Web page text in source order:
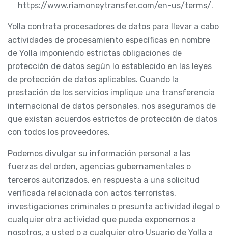
https://www.riamoneytransfer.com/en-us/terms/.
Yolla contrata procesadores de datos para llevar a cabo
actividades de procesamiento específicas en nombre
de Yolla imponiendo estrictas obligaciones de
protección de datos según lo establecido en las leyes
de protección de datos aplicables. Cuando la
prestación de los servicios implique una transferencia
internacional de datos personales, nos aseguramos de
que existan acuerdos estrictos de protección de datos
con todos los proveedores.
Podemos divulgar su información personal a las
fuerzas del orden, agencias gubernamentales o
terceros autorizados, en respuesta a una solicitud
verificada relacionada con actos terroristas,
investigaciones criminales o presunta actividad ilegal o
cualquier otra actividad que pueda exponernos a
nosotros, a usted o a cualquier otro Usuario de Yolla a